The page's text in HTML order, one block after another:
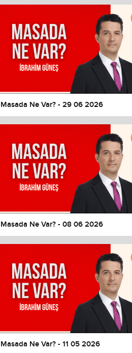
Window
Color
Transparency
Font Size
Text Edge Style
Font Family
Resetrestore all settings to the default
Close Modal Dialog
End of dialog window.
Masada Ne Var? - 29 06 2026
Masada Ne Var? - 08 06 2026
Masada Ne Var? - 11 05 2026